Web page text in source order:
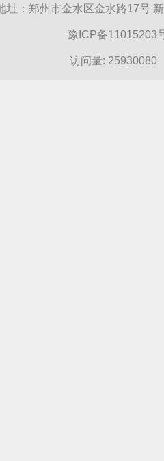
址：郑州市金水区金水路17号
豫ICP备11015203
访问量: 25930080